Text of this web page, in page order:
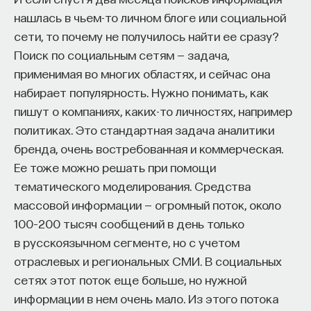
нашлась в чьем-то личном блоге или социальной
сети, то почему не получилось найти ее сразу?
Поиск по социальным сетям — задача,
применимая во многих областях, и сейчас она
набирает популярность. Нужно понимать, как
пишут о компаниях, каких-то личностях, например
политиках. Это стандартная задача аналитики
бренда, очень востребованная и коммерческая.
Ее тоже можно решать при помощи
тематического моделирования. Средства
массовой информации — огромный поток, около
100–200 тысяч сообщений в день только
в русскоязычном сегменте, но с учетом
отраслевых и региональных СМИ. В социальных
сетях этот поток еще больше, но нужной
информации в нем очень мало. Из этого потока